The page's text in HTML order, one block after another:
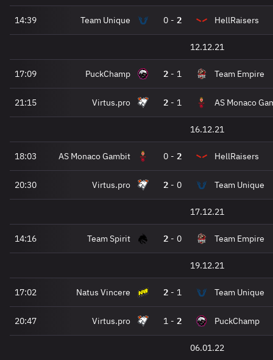
14:39 Team Unique 0 - 2 HellRaisers
12.12.21
17:09 PuckChamp 2 - 1 Team Empire
21:15 Virtus.pro 2 - 1 AS Monaco
16.12.21
18:03 AS Monaco Gambit 0 - 2 HellRaisers
20:30 Virtus.pro 2 - 0 Team Unique
17.12.21
14:16 Team Spirit 2 - 0 Team Empire
19.12.21
17:02 Natus Vincere 2 - 1 Team Unique
20:47 Virtus.pro 1 - 2 PuckChamp
06.01.22